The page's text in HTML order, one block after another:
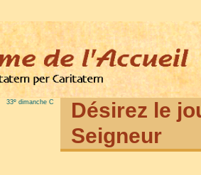
33e dimanche C
Désirez le
Seigneur